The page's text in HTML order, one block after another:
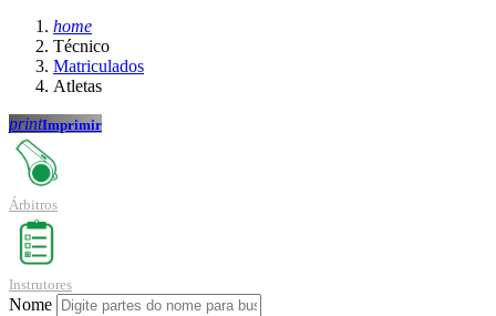
home
Técnico
Matriculados
Atletas
printImprimir
Árbitros
Instrutores
Nome